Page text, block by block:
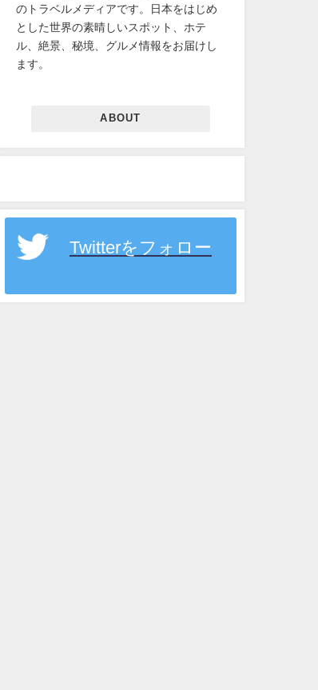
のトラベルメディアです。日本をはじめ
とした世界の素晴しいスポット、ホテ
ル、絶景、秘境、グルメ情報をお届けし
ます。
ABOUT
Twitterをフォロー